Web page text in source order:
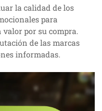
la calidad de los
para
valor por su compra.
de las marcas
informadas.